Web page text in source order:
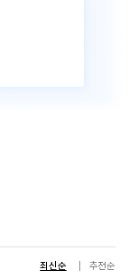
최신순 추천순